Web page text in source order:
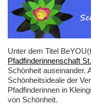
Unter dem Titel
Pfadfinderinnenschaft
Schönheit auseinander.
Schönheitsideale der
Pfadfinderinnen in
von Schönheit.